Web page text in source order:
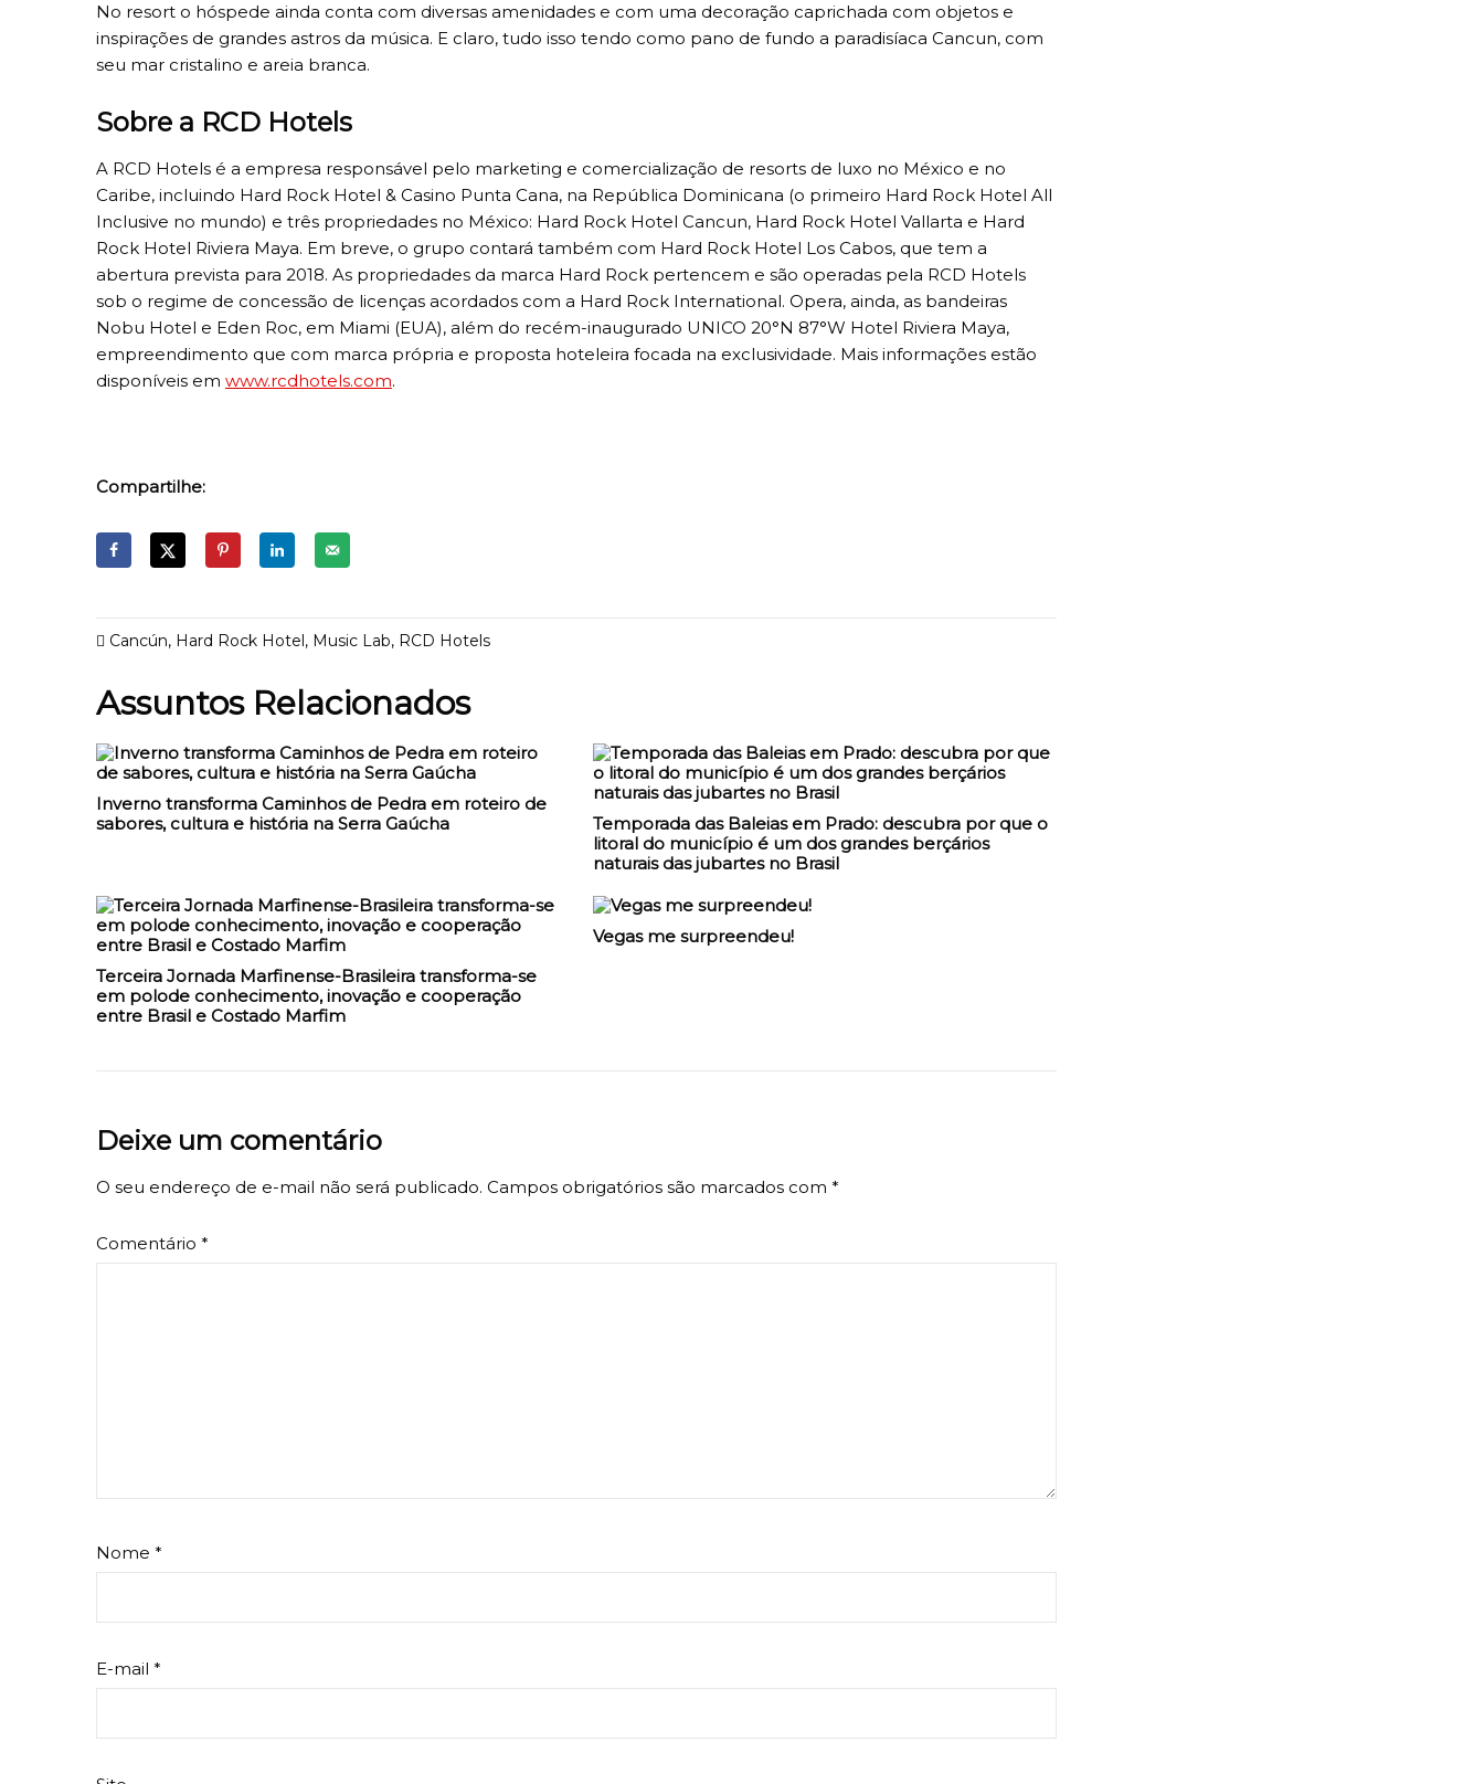
No resort o hóspede ainda conta com diversas amenidades e com uma decoração caprichada com objetos e
inspirações de grandes astros da música. E claro, tudo isso tendo como pano de fundo a paradisíaca Cancun, com
seu mar cristalino e areia branca.
Sobre a RCD Hotels
A RCD Hotels é a empresa responsável pelo marketing e comercialização de resorts de luxo no México e no
Caribe, incluindo Hard Rock Hotel & Casino Punta Cana, na República Dominicana (o primeiro Hard Rock Hotel All
Inclusive no mundo) e três propriedades no México: Hard Rock Hotel Cancun, Hard Rock Hotel Vallarta e Hard
Rock Hotel Riviera Maya. Em breve, o grupo contará também com Hard Rock Hotel Los Cabos, que tem a
abertura prevista para 2018. As propriedades da marca Hard Rock pertencem e são operadas pela RCD Hotels
sob o regime de concessão de licenças acordados com a Hard Rock International. Opera, ainda, as bandeiras
Nobu Hotel e Eden Roc, em Miami (EUA), além do recém-inaugurado UNICO 20°N 87°W Hotel Riviera Maya,
empreendimento que com marca própria e proposta hoteleira focada na exclusividade. Mais informações estão
disponíveis em www.rcdhotels.com.
Compartilhe:
Cancún, Hard Rock Hotel, Music Lab, RCD Hotels
Assuntos Relacionados
Inverno transforma Caminhos de Pedra em roteiro de
sabores, cultura e história na Serra Gaúcha
Temporada das Baleias em Prado: descubra por que o
litoral do município é um dos grandes berçários
naturais das jubartes no Brasil
Terceira Jornada Marfinense-Brasileira transforma-se
em polode conhecimento, inovação e cooperação
entre Brasil e Costado Marfim
Vegas me surpreendeu!
Deixe um comentário
O seu endereço de e-mail não será publicado. Campos obrigatórios são marcados com *
Comentário *
Nome *
E-mail *